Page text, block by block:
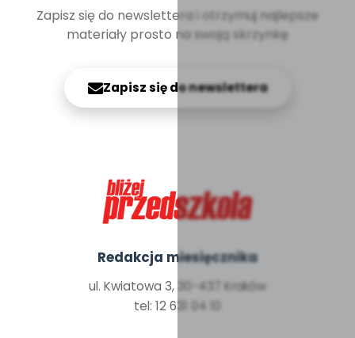
Zapisz się do newslettera i otrzymuj najlepsze
materiały prosto na swoją skrzynkę
Zapisz się do newslettera
Redakcja miesięcznika
ul. Kwiatowa 3, 30-437 Kraków
tel: 12 631 04 10